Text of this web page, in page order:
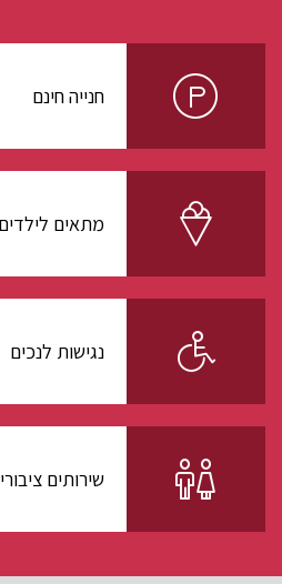
חנייה חינם
מתאים לילדים
נגישות לנכים
שירותים